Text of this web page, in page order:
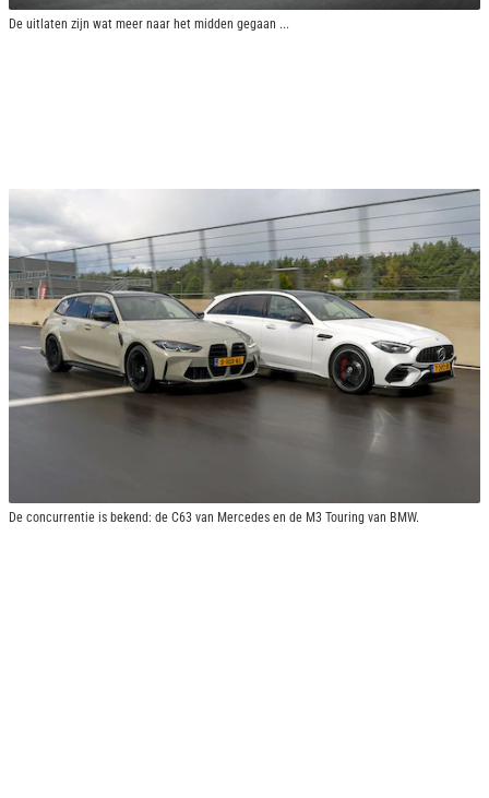
De uitlaten zijn wat meer naar het midden gegaan ...
De concurrentie is bekend: de C63 van Mercedes en de M3 Touring van BMW.